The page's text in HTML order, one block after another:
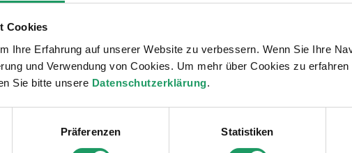
Cookies
Ihre Erfahrung auf unserer Website zu verbessern. Wenn Sie Ihre
und Verwendung von Cookies. Um mehr über Cookies zu
Sie bitte unsere Datenschutzerklärung.
Präferenzen Statistiken
Wenn eine Taste gedrückt oder losgelassen wird, wird elektrische
übertragen den Betriebszustand aller vier Kanäle. Die
das Gerät über eine NFCSchnittstelle nach ISO 14443.
Entfernung zwischen Sender und Empfänger ab. Bei